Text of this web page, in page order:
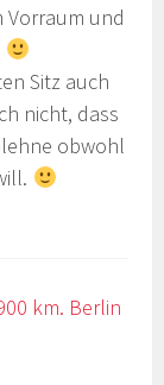
Vorraum und
Sitz auch
nicht, dass
obwohl
km. Berlin